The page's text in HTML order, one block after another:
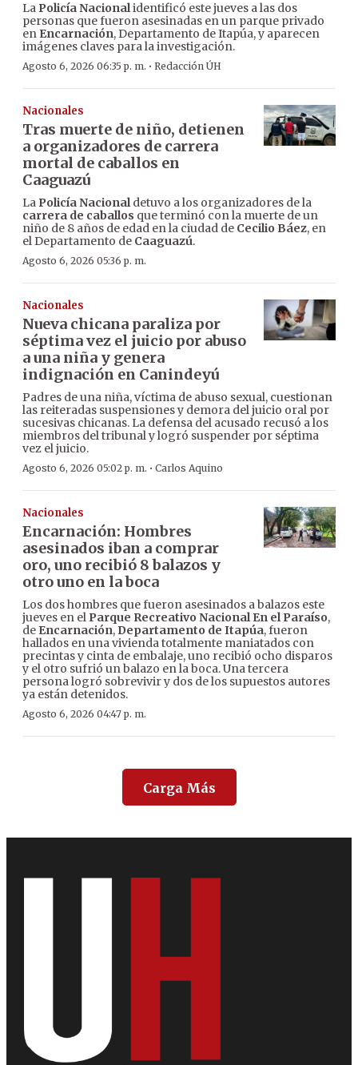
La Policía Nacionalidentificó este jueves a las dos
personas que fueron asesinadas en un parque privado
en Encarnación, Departamento de Itapúa, y aparecen
imágenes claves para la investigación.
Agosto 6, 2026 06:35 p. m. · Redacción ÚH
Nacionales
Tras muerte de niño, detienen
a organizadores de carrera
mortal de caballos en
Caaguazú
La Policía Nacionaldetuvo a los organizadores de la
carrera de caballos que terminó con la muerte de un
niño de 8 años de edad en la ciudad de Cecilio Báez, en
el Departamento de Caaguazú.
Agosto 6, 2026 05:36 p. m.
Nacionales
Nueva chicana paraliza por
séptima vez el juicio por abuso
a una niña y genera
indignación en Canindeyú
Padres de una niña, víctima de abuso sexual, cuestionan
las reiteradas suspensiones y demora del juicio oral por
sucesivas chicanas. La defensa del acusado recusó a los
miembros del tribunal y logró suspender por séptima
vez el juicio.
Agosto 6, 2026 05:02 p. m. · Carlos Aquino
Nacionales
Encarnación: Hombres
asesinados iban a comprar
oro, uno recibió 8 balazos y
otro uno en la boca
Los dos hombres que fueron asesinados a balazos este
jueves en el Parque Recreativo Nacional En el Paraíso,
de Encarnación, Departamento de Itapúa, fueron
hallados en una vivienda totalmente maniatados con
precintas y cinta de embalaje, uno recibió ocho disparos
y el otro sufrió un balazo en la boca. Una tercera
persona logró sobrevivir y dos de los supuestos autores
ya están detenidos.
Agosto 6, 2026 04:47 p. m.
Carga Más